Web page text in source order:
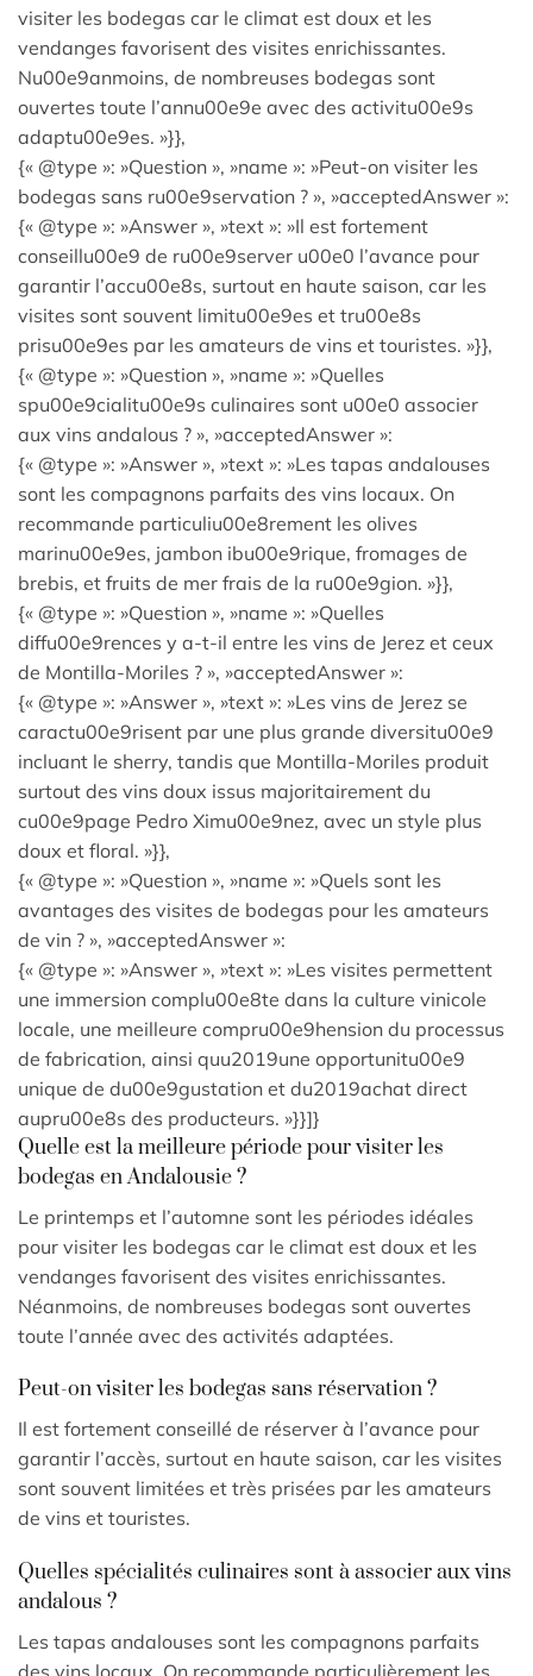
visiter les bodegas car le climat est doux et les
vendanges favorisent des visites enrichissantes.
Nu00e9anmoins, de nombreuses bodegas sont
ouvertes toute l’annu00e9e avec des activitu00e9s
adaptu00e9es. »}},
{« @type »: »Question », »name »: »Peut-on visiter les
bodegas sans ru00e9servation ? », »acceptedAnswer »:
{« @type »: »Answer », »text »: »Il est fortement
conseillu00e9 de ru00e9server u00e0 l’avance pour
garantir l’accu00e8s, surtout en haute saison, car les
visites sont souvent limitu00e9es et tru00e8s
prisu00e9es par les amateurs de vins et touristes. »}},
{« @type »: »Question », »name »: »Quelles
spu00e9cialitu00e9s culinaires sont u00e0 associer
aux vins andalous ? », »acceptedAnswer »:
{« @type »: »Answer », »text »: »Les tapas andalouses
sont les compagnons parfaits des vins locaux. On
recommande particuliu00e8rement les olives
marinu00e9es, jambon ibu00e9rique, fromages de
brebis, et fruits de mer frais de la ru00e9gion. »}},
{« @type »: »Question », »name »: »Quelles
diffu00e9rences y a-t-il entre les vins de Jerez et ceux
de Montilla-Moriles ? », »acceptedAnswer »:
{« @type »: »Answer », »text »: »Les vins de Jerez se
caractu00e9risent par une plus grande diversitu00e9
incluant le sherry, tandis que Montilla-Moriles produit
surtout des vins doux issus majoritairement du
cu00e9page Pedro Ximu00e9nez, avec un style plus
doux et floral. »}},
{« @type »: »Question », »name »: »Quels sont les
avantages des visites de bodegas pour les amateurs
de vin ? », »acceptedAnswer »:
{« @type »: »Answer », »text »: »Les visites permettent
une immersion complu00e8te dans la culture vinicole
locale, une meilleure compru00e9hension du processus
de fabrication, ainsi quu2019une opportunitu00e9
unique de du00e9gustation et du2019achat direct
aupru00e8s des producteurs. »}}]}
Quelle est la meilleure période pour visiter les
bodegas en Andalousie ?
Le printemps et l’automne sont les périodes idéales
pour visiter les bodegas car le climat est doux et les
vendanges favorisent des visites enrichissantes.
Néanmoins, de nombreuses bodegas sont ouvertes
toute l’année avec des activités adaptées.
Peut-on visiter les bodegas sans réservation ?
Il est fortement conseillé de réserver à l’avance pour
garantir l’accès, surtout en haute saison, car les visites
sont souvent limitées et très prisées par les amateurs
de vins et touristes.
Quelles spécialités culinaires sont à associer aux vins
andalous ?
Les tapas andalouses sont les compagnons parfaits